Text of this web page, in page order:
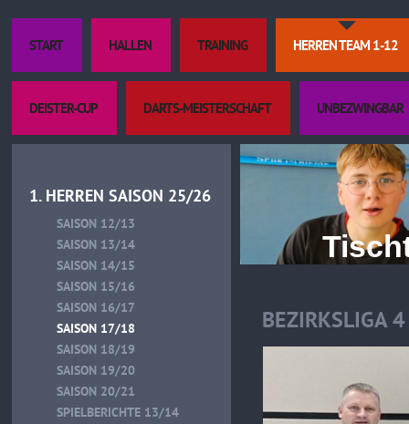
START HALLEN TRAINING HERREN TEAM 1-12
DEISTER-CUP DARTS-MEISTERSCHAFT UNBEZWINGBAR
1. HERREN SAISON 25/26
SAISON 12/13
SAISON 13/14
SAISON 14/15
SAISON 15/16
SAISON 16/17
SAISON 17/18
SAISON 18/19
SAISON 19/20
SAISON 20/21
SPIELBERICHTE 13/14
BEZIRKSLIGA 4